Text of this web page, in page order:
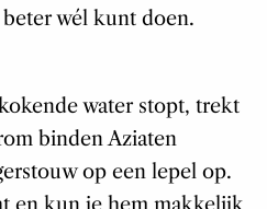
wél kunt doen.
water stopt, trekt
binden Aziaten
op een lepel op.